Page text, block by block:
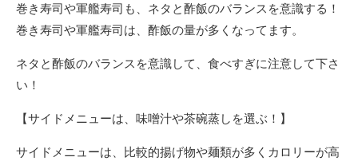
巻き寿司や軍艦寿司も、ネタと酢飯のバランスを意識する！
巻き寿司や軍艦寿司は、酢飯の量が多くなってます。
ネタと酢飯のバランスを意識して、食べすぎに注意して下さ
い！
【サイドメニューは、味噌汁や茶碗蒸しを選ぶ！】
サイドメニューは、比較的揚げ物や麺類が多くカロリーが高